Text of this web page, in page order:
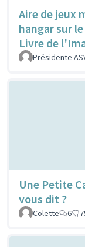
Aire de jeux
hangar sur
Livre de
Présidente
Une Petite
vous dit ?
Colette 6